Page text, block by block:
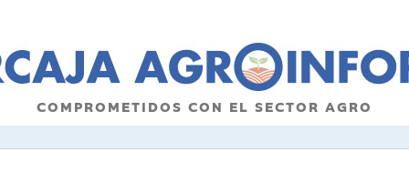
COMPROMETIDOS CON EL SECTOR AGRO